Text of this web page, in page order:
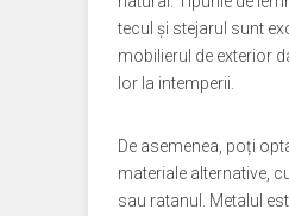
tecul și stejarul sunt
mobilierul de exterior
lor la intemperii.
De asemenea, poți
materiale alternative,
sau ratanul. Metalul